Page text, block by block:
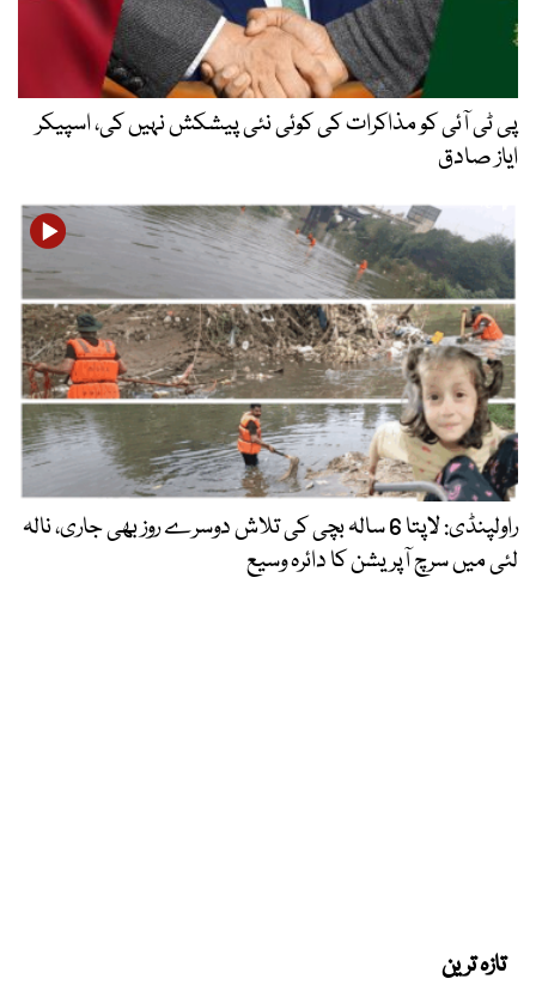
پی ٹی آئی کو مذاکرات کی کوئی نئی پیشکش نہیں کی، اسپیکر
ایاز صادق
راولپنڈی: لاپتا 6 سالہ بچی کی تلاش دوسرے روز بھی جاری، نالہ
لئی میں سرچ آپریشن کا دائرہ وسیع
تازہ ترین